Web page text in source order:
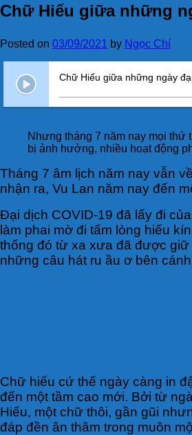
Chữ Hiếu giữa những
Posted on 03/09/2021 by Ngọc Chí
Chữ Hiếu giữa những ngày
Nhưng tháng 7 năm nay mọi thứ
bị ảnh hưởng, nhiều hoạt động
Tháng 7 âm lịch năm nay vẫn
nhận ra, Vu Lan năm nay đến
Đại dịch COVID-19 đã lấy đi
làm phai mờ đi tấm lòng hiếu
thống đó từ xa xưa đã được giữ
những câu hát ru ầu ơ bên
Chữ hiếu cứ thế ngày càng in
đến một tầm cao mới. Bởi từ
Hiếu, một chữ thôi, gần gũi
đáp đền ân thâm trong muôn